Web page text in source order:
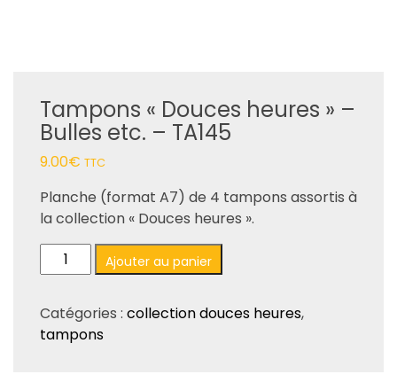
Tampons « Douces heures » –
Bulles etc. – TA145
9.00€ TTC
Planche (format A7) de 4 tampons assortis à
la collection « Douces heures ».
quantité
de
«
Douces
Ajouter au panier
Catégories : collection douces heures,
tampons